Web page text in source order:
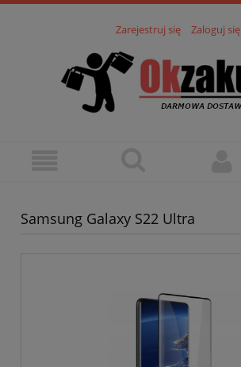
Zarejestruj się Zaloguj się
Samsung Galaxy S22 Ultra